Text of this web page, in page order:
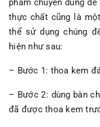
phẩm chuyên dùng
thực chất cũng là
thể sử dụng chúng
hiện như sau:
– Bước 1: thoa kem
– Bước 2: dùng bàn
đã được thoa kem